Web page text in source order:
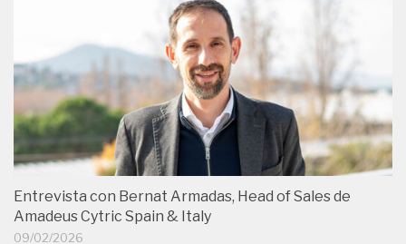
Entrevista con Bernat Armadas, Head of Sales de
Amadeus Cytric Spain & Italy
09/02/2026